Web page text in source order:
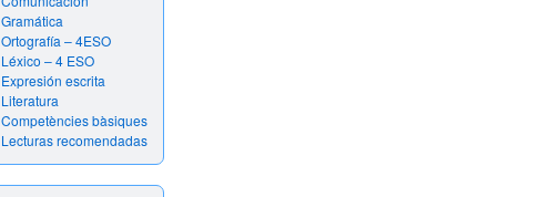
Gramática
Ortografía – 4ESO
Léxico – 4 ESO
Expresión escrita
Literatura
Competències bàsiques
Lecturas recomendadas